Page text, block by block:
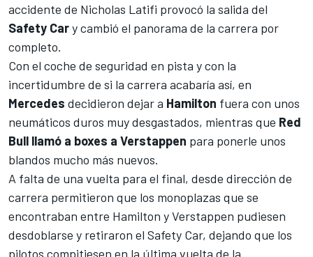
accidente de Nicholas Latifi provocó la salida del
Safety Cary cambió el panorama de la carrera por
completo.
Con el coche de seguridad en pista y con la
incertidumbre de si la carrera acabaría así, en
Mercedes decidieron dejar a Hamilton fuera con unos
neumáticos duros muy desgastados, mientras que Red
Bull llamó a boxes a Verstappen para ponerle unos
blandos mucho más nuevos.
A falta de una vuelta para el final, desde dirección de
carrera permitieron que los monoplazas que se
encontraban entre Hamilton y Verstappen pudiesen
desdoblarse y retiraron el Safety Car, dejando que los
pilotos compitiesen en la última vuelta de la